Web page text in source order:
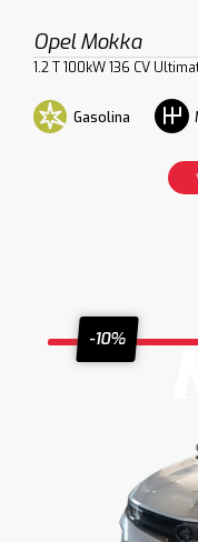
Opel Mokka
1.2 T 100kW 136 CV
Gasolina
-10%